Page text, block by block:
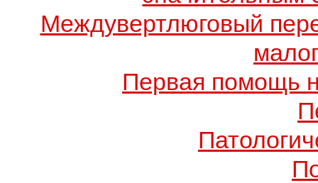
Междувертлюговый
Первая помощь